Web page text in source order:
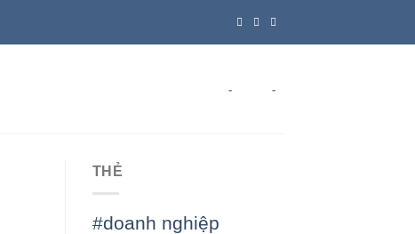
- -
THẺ
#doanh nghiệp